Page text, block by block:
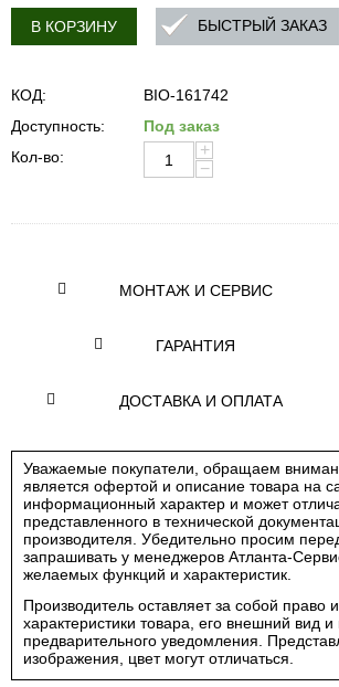
В КОРЗИНУ БЫСТРЫЙ ЗАКАЗ
КОД:
BIO-161742
Доступность:
Под заказ
Кол-во:
+
−
МОНТАЖ И СЕРВИС
ГАРАНТИЯ
ДОСТАВКА И ОПЛАТА
Уважаемые покупатели, обращаем
является офертой и описание товара на
информационный характер и может
представленного в технической
производителя. Убедительно просим
запрашивать у менеджеров Атланта-
желаемых функций и характеристик.
Производитель оставляет за собой право
характеристики товара, его внешний вид и
предварительного уведомления.
изображения, цвет могут отличаться.